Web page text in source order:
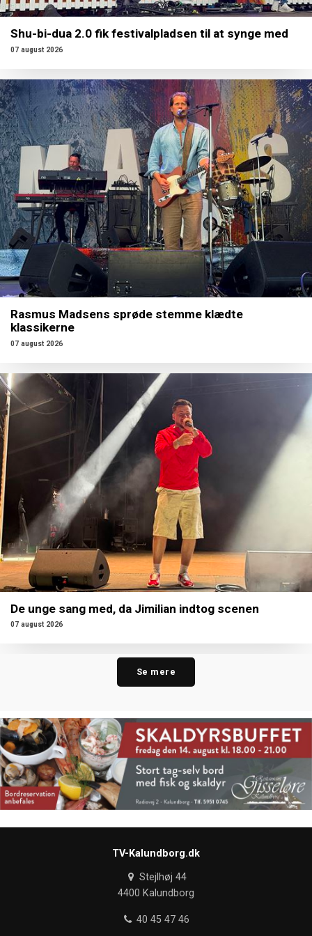
Shu-bi-dua 2.0 fik festivalpladsen til at synge med
07 august 2026
Rasmus Madsens sprøde stemme klædte
klassikerne
07 august 2026
De unge sang med, da Jimilian indtog scenen
07 august 2026
Se mere
TV-Kalundborg.dk
Stejlhøj 44
4400 Kalundborg
40 45 47 46